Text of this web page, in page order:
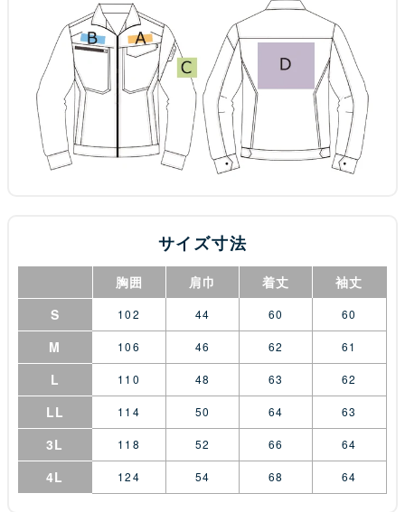
サイズ寸法
胸囲 肩巾 着丈
袖丈
S
102 44 60 60
M 106 46 62 61
L 110 48 63 62
LL 114 50 64 63
3L 118 52 66 64
4L 124 54 68 64